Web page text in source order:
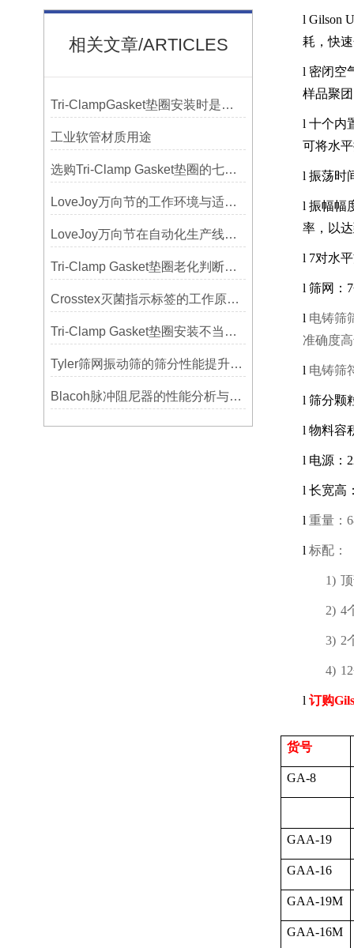
相关文章/ARTICLES
Tri-ClampGasket垫圈安装时是否需要涂抹润滑剂或密封脂？
工业软管材质用途
选购Tri-Clamp Gasket垫圈的七大要点
LoveJoy万向节的工作环境与适用范围
LoveJoy万向节在自动化生产线中的核心作用
Tri-Clamp Gasket垫圈老化判断，定期更换维护要点
Crosstex灭菌指示标签的工作原理：变色反应机制详解
Tri-Clamp Gasket垫圈安装不当导致的泄漏问题及预防
Tyler筛网振动筛的筛分性能提升技巧
Blacoh脉冲阻尼器的性能分析与测试方法
l Gilson
耗 ，快
l 密闭空
样品聚
l 十个内
可将水
l 振荡时
l 振幅幅
率，以
l 7对水
l 筛网： 7
l 电铸筛
准确度
l 电铸筛
l 筛分颗
l 物料容
l 电源：
l 长宽高
l 重量：
l 标配：
1)
2) 4
3) 2
4) 12
l 订购
货号
GA-8
GAA-19
GAA-16
GAA-19M
GAA-16M